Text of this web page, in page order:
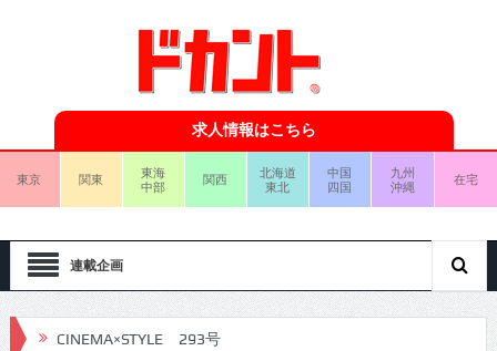
求人情報はこちら
東京 関東
東海
中部
関西
北海道
東北
中国
四国
九州
沖縄
在宅
連載企画
CINEMA×STYLE 293号